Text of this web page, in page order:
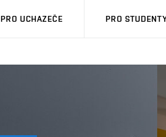
PRO UCHAZEČE PRO